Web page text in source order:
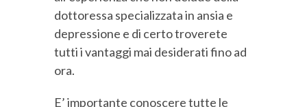
dottoressa specializzata in ansia e
depressione e di certo troverete
tutti i vantaggi mai desiderati fino ad
ora.
E’ importante conoscere tutte le